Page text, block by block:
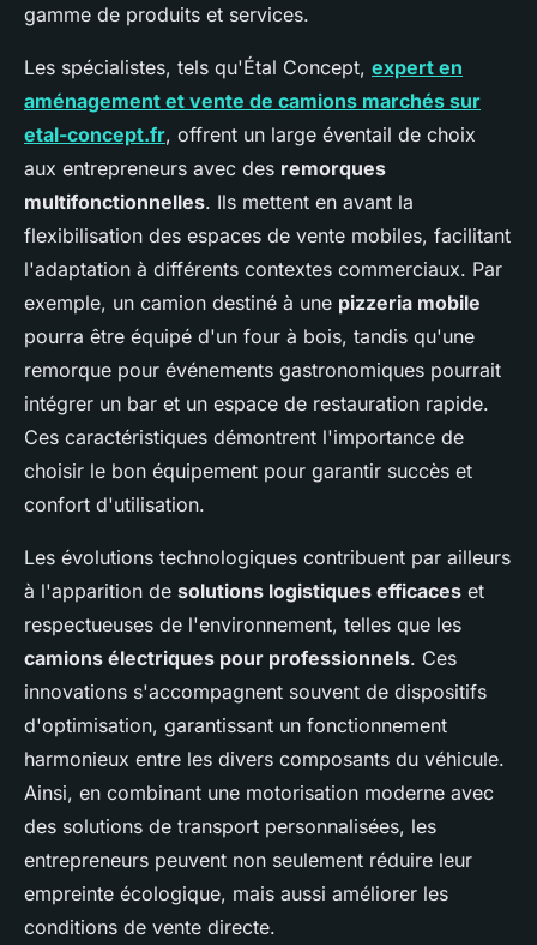
gamme de produits et services.
Les spécialistes, tels qu'Étal Concept, expert en
aménagement et vente de camions marchés sur
etal-concept.fr, offrent un large éventail de choix
aux entrepreneurs avec des remorques
multifonctionnelles. Ils mettent en avant la
flexibilisation des espaces de vente mobiles, facilitant
l'adaptation à différents contextes commerciaux. Par
exemple, un camion destiné à une pizzeria mobile
pourra être équipé d'un four à bois, tandis qu'une
remorque pour événements gastronomiques pourrait
intégrer un bar et un espace de restauration rapide.
Ces caractéristiques démontrent l'importance de
choisir le bon équipement pour garantir succès et
confort d'utilisation.
Les évolutions technologiques contribuent par ailleurs
à l'apparition de solutions logistiques efficaces et
respectueuses de l'environnement, telles que les
camions électriques pour professionnels. Ces
innovations s'accompagnent souvent de dispositifs
d'optimisation, garantissant un fonctionnement
harmonieux entre les divers composants du véhicule.
Ainsi, en combinant une motorisation moderne avec
des solutions de transport personnalisées, les
entrepreneurs peuvent non seulement réduire leur
empreinte écologique, mais aussi améliorer les
conditions de vente directe.